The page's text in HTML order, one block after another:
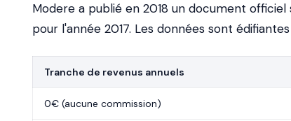
Modere a publié en 2018 un document
pour l'année 2017. Les données sont édifiantes
Tranche de revenus annuels
0€ (aucune commission)